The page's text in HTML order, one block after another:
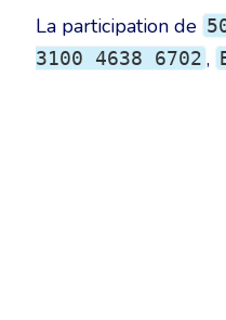
La participation de
3100 4638 6702 ,